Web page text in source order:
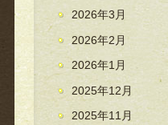
2026年3月
2026年2月
2026年1月
2025年12月
2025年11月